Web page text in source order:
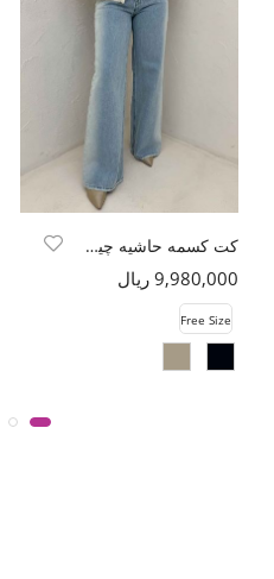
کت کسمه حاشیه چین LAMOR
9,980,000 ریال
Free Size